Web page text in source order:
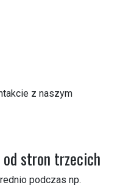
z naszym
od stron trzecich
podczas np.